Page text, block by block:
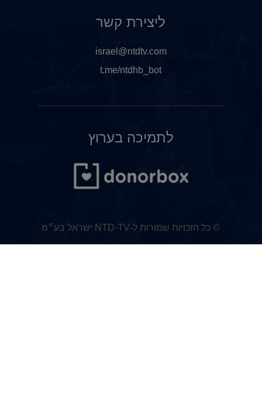
לתמיכה בערוץ
ליצירת קשר
israel@ntdtv.com
t.me/ntdhb_bot
© כל הזכויות שמורות ל-NTD-TV ישראל בע״מ